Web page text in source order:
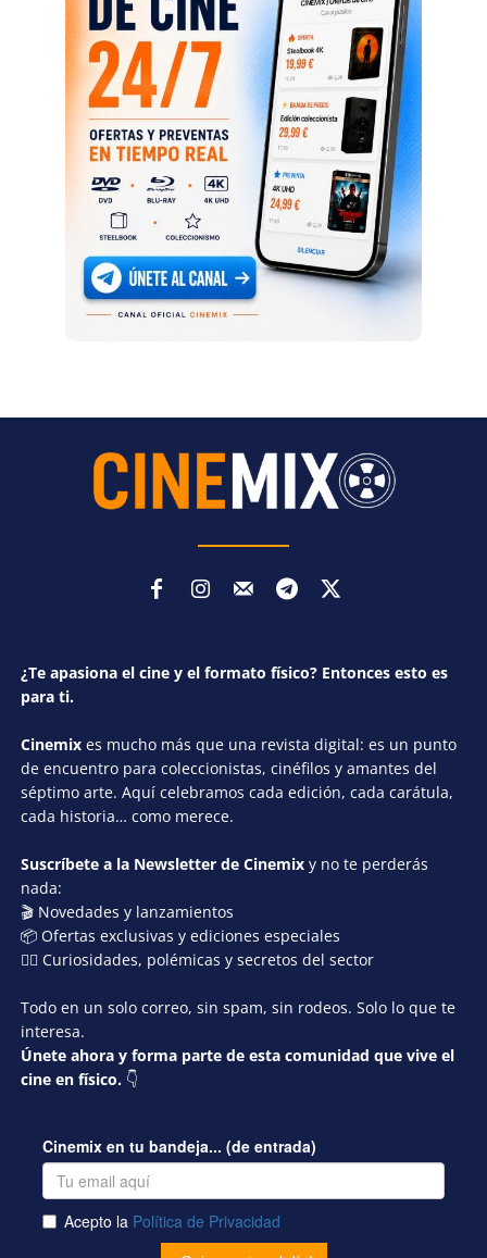
¿Te apasiona el cine y el formato físico? Entonces esto es
para ti.
Cinemix es mucho más que una revista digital: es un punto
de encuentro para coleccionistas, cinéfilos y amantes del
séptimo arte. Aquí celebramos cada edición, cada carátula,
cada historia… como merece.
Suscríbete a la Newsletter de Cinemix y no te perderás
nada:
🎬 Novedades y lanzamientos
📦 Ofertas exclusivas y ediciones especiales
🕵️‍♂️ Curiosidades, polémicas y secretos del sector
Todo en un solo correo, sin spam, sin rodeos. Solo lo que te
interesa.
Únete ahora y forma parte de esta comunidad que vive el
cine en físico. 👇